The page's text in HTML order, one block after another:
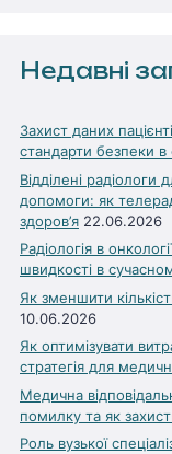
Недавні
Захист даних
стандарти безпеки
Відділені
допомоги: як
здоров’я 22.06.2026
Радіологія в
швидкості в
Як зменшити
10.06.2026
Як оптимізувати
стратегія для
Медична
помилку та як
Роль вузької